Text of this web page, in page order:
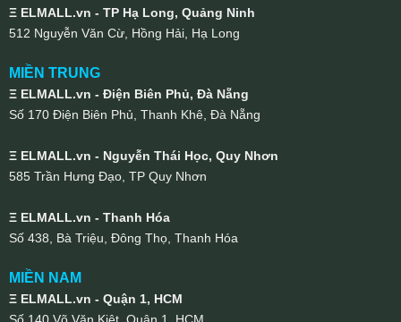
Ξ ELMALL.vn - TP Hạ Long, Quảng Ninh
512 Nguyễn Văn Cừ, Hồng Hải, Hạ Long
MIỀN TRUNG
Ξ ELMALL.vn - Điện Biên Phủ, Đà Nẵng
Số 170 Điện Biên Phủ, Thanh Khê, Đà Nẵng
Ξ ELMALL.vn - Nguyễn Thái Học, Quy Nhơn
585 Trần Hưng Đạo, TP Quy Nhơn
Ξ ELMALL.vn - Thanh Hóa
Số 438, Bà Triệu, Đông Thọ, Thanh Hóa
MIỀN NAM
Ξ ELMALL.vn - Quận 1, HCM
Số 140 Võ Văn Kiệt, Quận 1, HCM